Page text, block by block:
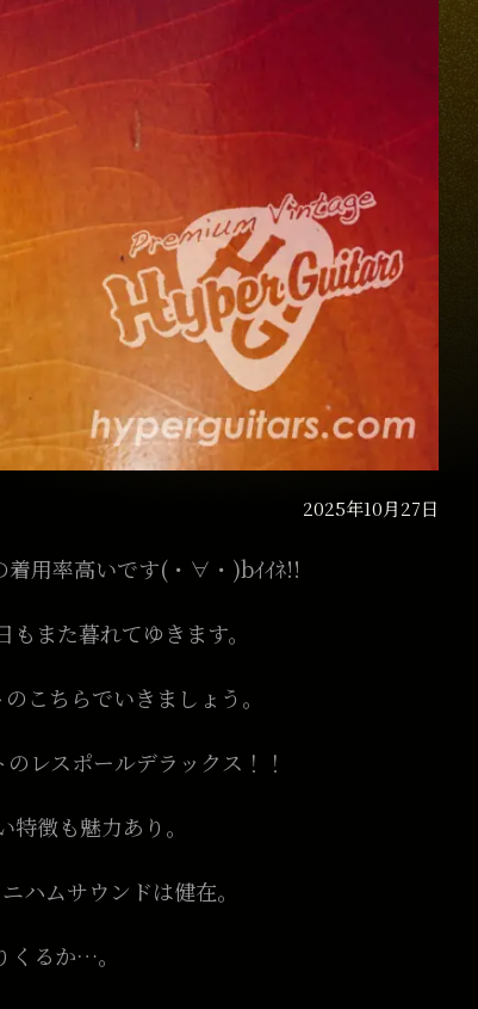
2025年10月27日
着用率高いです(・∀・)bｲｲﾈ!!
また暮れてゆきます。
こちらでいきましょう。
レスポールデラックス！！
徴も魅力あり。
ハムサウンドは健在。
くるか…。